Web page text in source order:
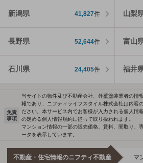
新潟県 41,827件 山梨
長野県 52,644件 富山
石川県 24,405件 福井
免責
事項
当サイトの物件及び不動産会社、外壁塗装業者の情
報であり、ニフティライフスタイル株式会社は内容
ださい。本サービス内でお客様が入力される個人情
の定める個人情報規約に従って取り扱われます。
マンション情報の一部の販売価格、賃料、間取り、
ータを表示しています。
不動産・住宅情報のニフティ不動産 マ